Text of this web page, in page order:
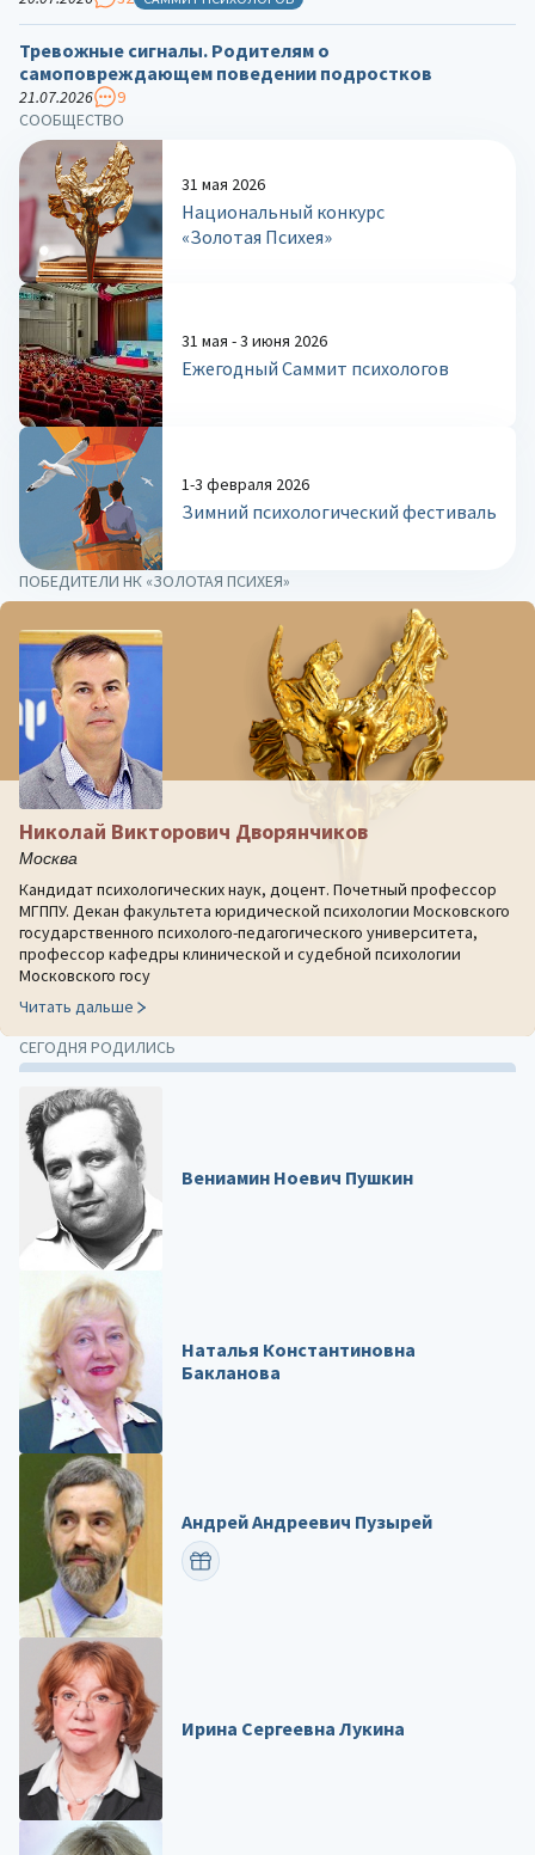
СООБЩЕСТВО
31 мая 2026
Национальный конкурс
«Золотая Психея»
31 мая - 3 июня 2026
Ежегодный Саммит психологов
1-3 февраля 2026
Зимний психологический фестиваль
Тревожные сигналы. Родителям о
самоповреждающем поведении подростков
21.07.2026 9
ПОБЕДИТЕЛИ НК «ЗОЛОТАЯ ПСИХЕЯ»
Николай Викторович Дворянчиков
Москва
Кандидат психологических наук, доцент. Почетный профессор
МГППУ. Декан факультета юридической психологии Московского
государственного психолого-педагогического университета,
профессор кафедры клинической и судебной психологии
Московского госу
Читать дальше
СЕГОДНЯ РОДИЛИСЬ
Вениамин Ноевич Пушкин
Наталья Константиновна
Бакланова
Андрей Андреевич Пузырей
ПОЗДРАВИТЬ
Ирина Сергеевна Лукина